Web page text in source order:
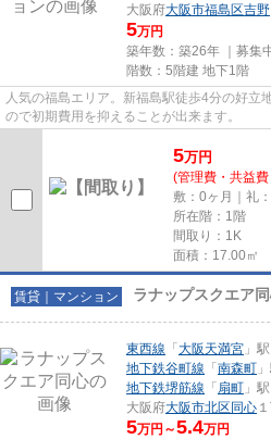
大阪府大阪市福島区吉野
5万円
築年数：築26年 ｜募集
階数：5階建 地下1階
人気の福島エリア。新福島駅徒歩4分の好立
ので初期費用を抑えることが出来ます。
5万円
(管理費・共益
敷：0ヶ月｜礼
所在階：1階
間取り：1K
面積：17.00㎡
賃貸｜マンション ラナップスクエア
東西線 「 大阪天満宮 」
地下鉄谷町線 「 南森町
地下鉄堺筋線 「 扇町 」
大阪府大阪市北区 同心
5万円～5.4万円